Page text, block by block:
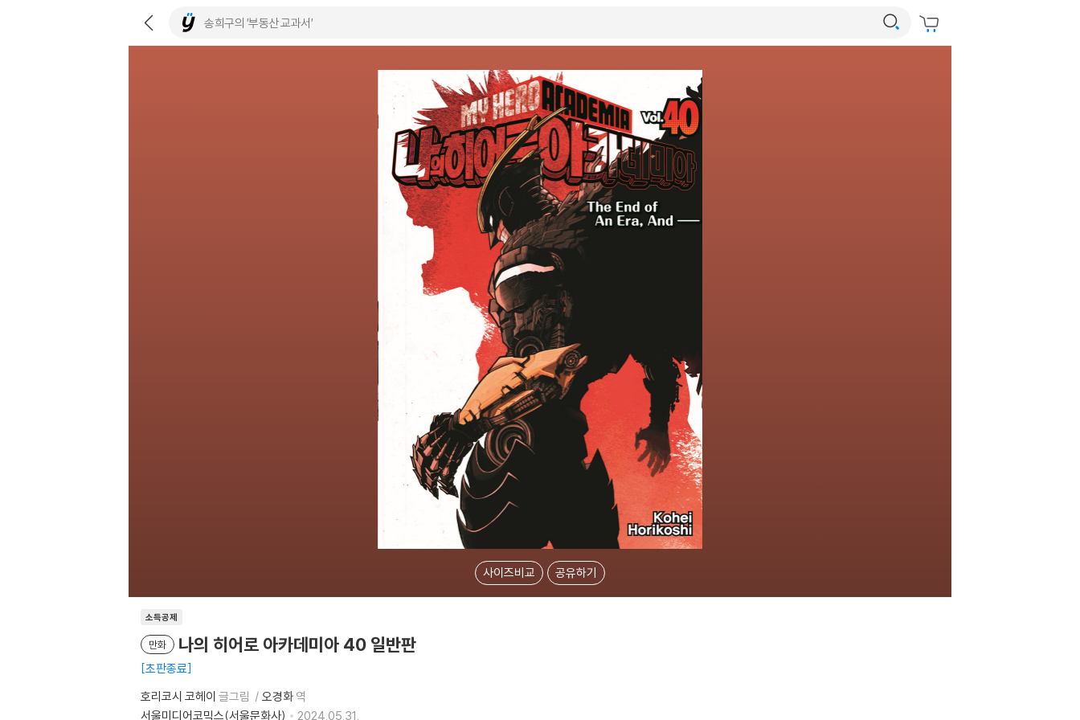
사이즈비교 공유하기
소득공제
만화 나의 히어로 아카데미아 40 일반판
초판종료
호리코시 코헤이 글그림 오경화 역
서울미디어코믹스(서울문화사)
2024.05.31.